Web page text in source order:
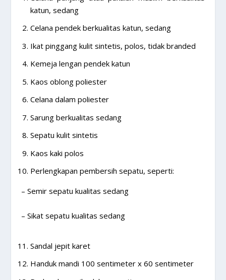
katun, sedang
Celana pendek berkualitas katun, sedang
Ikat pinggang kulit sintetis, polos, tidak branded
Kemeja lengan pendek katun
Kaos oblong poliester
Celana dalam poliester
Sarung berkualitas sedang
Sepatu kulit sintetis
Kaos kaki polos
Perlengkapan pembersih sepatu, seperti:
– Semir sepatu kualitas sedang
– Sikat sepatu kualitas sedang
Sandal jepit karet
Handuk mandi 100 sentimeter x 60 sentimeter